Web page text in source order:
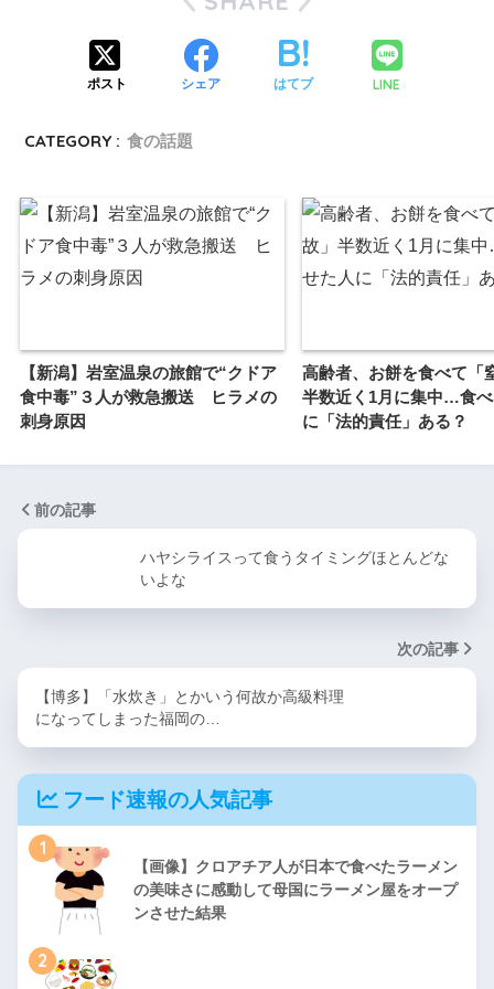
ポスト シェア はてブ LINE
CATEGORY : 食の話題
【新潟】岩室温泉の旅館で“クドア
食中毒”３人が救急搬送 ヒラメの
刺身原因
高齢者、お餅を食べて「
半数近く1月に集中…食
に「法的責任」ある？
前の記事
ハヤシライスって食うタイミングほとんどな
いよな
次の記事
【博多】「水炊き」とかいう何故か高級料理
になってしまった福岡の…
フード速報の人気記事
1
【画像】クロアチア人が日本で食べたラーメン
の美味さに感動して母国にラーメン屋をオープ
ンさせた結果
2